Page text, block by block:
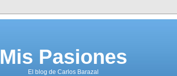
Mis Pasiones
El blog de Carlos Barazal